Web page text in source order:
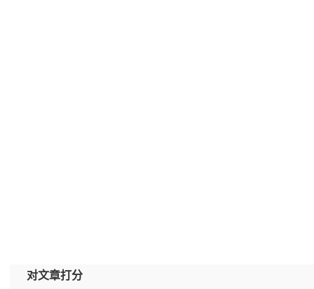
对文章打分